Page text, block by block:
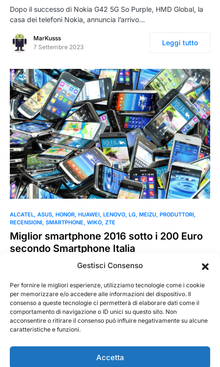
Gestisci Consenso
Per fornire le migliori esperienze, utilizziamo tecnologie come i cookie
per memorizzare e/o accedere alle informazioni del dispositivo. Il
consenso a queste tecnologie ci permetterà di elaborare dati come il
comportamento di navigazione o ID unici su questo sito. Non
acconsentire o ritirare il consenso può influire negativamente su alcune
caratteristiche e funzioni.
Accetta
Dopo il successo di Nokia G42 5G So Purple, HMD Global, la
casa dei telefoni Nokia, annuncia l’arrivo…
MarKusss
7 Settembre 2023
Leggi tutto
ALCATEL ASUS HONOR HUAWEI LENOVO LG MEIZU PRODUTTORI
RECENSIONI SMARTPHONE WIKO ZTE
Miglior smartphone 2016 sotto i 200 Euro
secondo Smartphone Italia
Dopo aver pubblicato la classifica del miglior smartphone del
miglior…
MarKusss
19 Gennaio 2017
Leggi tutto